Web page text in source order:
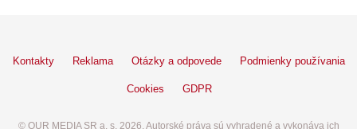
Kontakty Reklama Otázky a odpovede Podmienky používania
Cookies GDPR
© OUR MEDIA SR a. s. 2026. Autorské práva sú vyhradené a vykonáva ich